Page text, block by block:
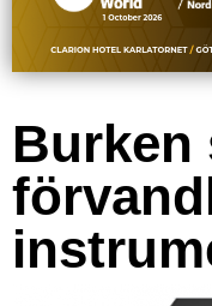
Burken